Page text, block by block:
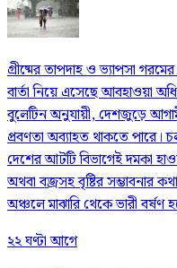
গ্রীষ্মের তাপদাহ ও ভ্যাপসা
বার্তা নিয়ে এসেছে আবহাওয়া
বুলেটিন অনুযায়ী, দেশজুড়ে
প্রবণতা অব্যাহত থাকতে পারে।
দেশের আটটি বিভাগেই দমকা
অথবা বজ্রসহ বৃষ্টির সম্ভাবনার
অঞ্চলে মাঝারি থেকে ভারী বর্ষণ
২২ ঘণ্টা আগে